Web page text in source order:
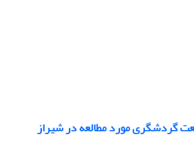
گردشگری مورد مطالعه در شیراز